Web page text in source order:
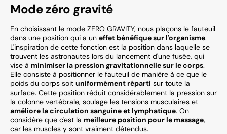
Mode zéro gravité
En choisissant le mode ZERO GRAVITY, nous plaçons le fauteuil
dans une position qui a un effet bénéfique sur l'organisme.
L'inspiration de cette fonction est la position dans laquelle se
trouvent les astronautes lors du lancement d'une fusée, qui
vise à minimiser la pression gravitationnelle sur le corps.
Elle consiste à positionner le fauteuil de manière à ce que le
poids du corps soit uniformément réparti sur toute la
surface. Cette position réduit considérablement la pression sur
la colonne vertébrale, soulage les tensions musculaires et
améliore la circulation sanguine et lymphatique. On
considère que c'est la meilleure position pour le massage,
car les muscles y sont vraiment détendus.